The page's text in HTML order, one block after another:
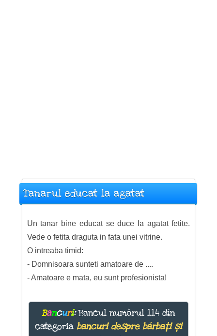
Tanarul educat la agatat
Un tanar bine educat se duce la agatat fetite.
Vede o fetita draguta in fata unei vitrine.
O intreaba timid:
- Domnisoara sunteti amatoare de ....
- Amatoare e mata, eu sunt profesionista!
Bancuri:Bancul numărul 114 din
categoria bancuri despre bărbați și